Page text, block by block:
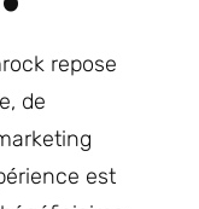
repose
de
est